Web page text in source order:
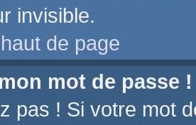
invisible.
de page
mot de passe !
pas ! Si votre